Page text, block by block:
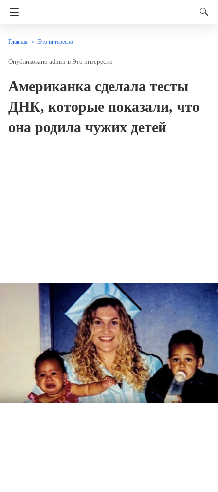
Главная Это интересно
admin в Это интересно
Американка сделала тесты
ДНК, которые показали, что
она родила чужих детей